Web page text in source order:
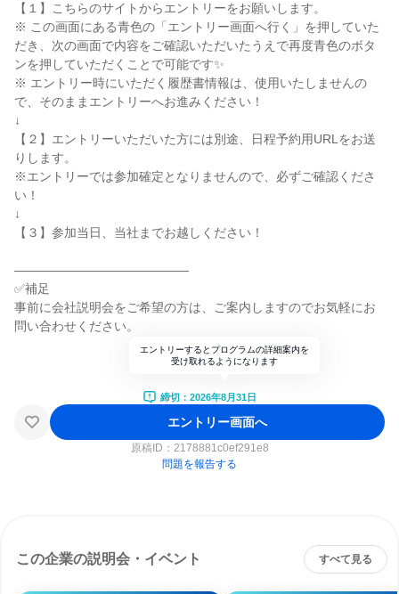
【１】こちらのサイトからエントリーをお願いします。
※ この画面にある青色の「エントリー画面へ行く」を押していた
だき、次の画面で内容をご確認いただいたうえで再度青色のボタ
ンを押していただくことで可能です✨
※ エントリー時にいただく履歴書情報は、使用いたしませんの
で、そのままエントリーへお進みください！
↓
【２】エントリーいただいた方には別途、日程予約用URLをお送
りします。
※エントリーでは参加確定となりませんので、必ずご確認くださ
い！
↓
【３】参加当日、当社までお越しください！
――――――――――――――
✅補足
事前に会社説明会をご希望の方は、ご案内しますのでお気軽にお
問い合わせください。
エントリーするとプログラムの詳細案内を
受け取れるようになります
締切：2026年8月31日
エントリー画面へ
原稿ID： 2178881c0ef291e8
問題を報告する
この企業の説明会・イベント すべて見る